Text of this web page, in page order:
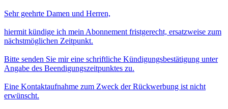
Sehr geehrte Damen und Herren,
hiermit kündige ich mein Abonnement fristgerecht, ersatzweise zum
nächstmöglichen Zeitpunkt.
Bitte senden Sie mir eine schriftliche Kündigungsbestätigung unter
Angabe des Beendigungszeitpunktes zu.
Eine Kontaktaufnahme zum Zweck der Rückwerbung ist nicht
erwünscht.